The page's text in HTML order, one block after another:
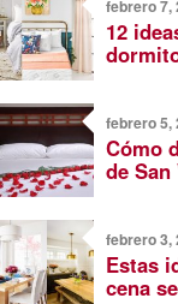
febrero 7,
12
febrero 5,
Cómo
de
febrero 3,
Estas
cena